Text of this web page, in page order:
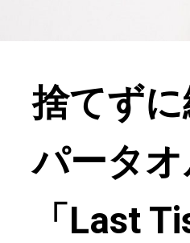
捨てず
パータ
「Last